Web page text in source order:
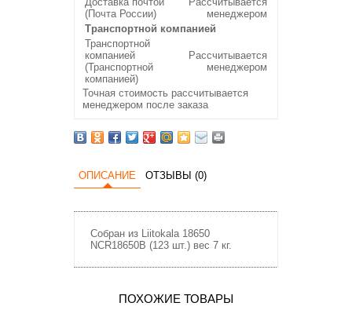
(Почта России)
менеджером
Транспортной компанией
Транспортной
компанией
(Транспортной
компанией)
Рассчитывается
менеджером
Точная стоимость рассчитывается
менеджером после заказа
ОПИСАНИЕ ОТЗЫВЫ (0)
Собран из Liitokala 18650
NCR18650B (123 шт.) вес 7 кг.
ПОХОЖИЕ ТОВАРЫ